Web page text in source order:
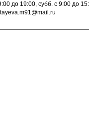
Пн.-пт. с 9:00 до 19:00, субб. с
адрес: issatayeva.m91@mail.ru